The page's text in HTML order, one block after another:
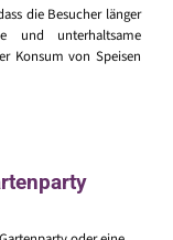
die Besucher länger
und unterhaltsame
Konsum von Speisen